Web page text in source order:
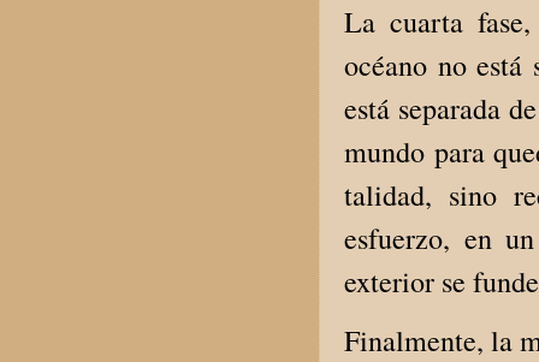
La cuarta
océano no
está separada
mundo para
talidad, sino
esfuerzo, en
exterior se
Finalmente, la